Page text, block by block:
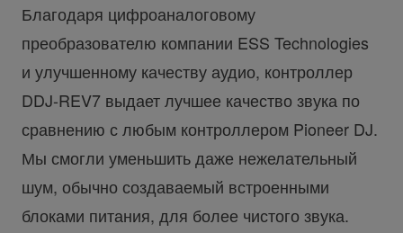
Благодаря цифроаналоговому
преобразователю компании ESS Technologies
и улучшенному качеству аудио, контроллер
DDJ-REV7 выдает лучшее качество звука по
сравнению с любым контроллером Pioneer DJ.
Мы смогли уменьшить даже нежелательный
шум, обычно создаваемый встроенными
блоками питания, для более чистого звука.